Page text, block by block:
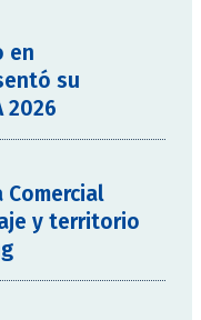
en
su
2026
y territorio